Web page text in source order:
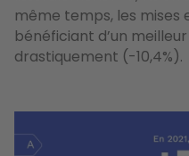
même temps, les mises
bénéficiant d’un
drastiquement (-10,4%).